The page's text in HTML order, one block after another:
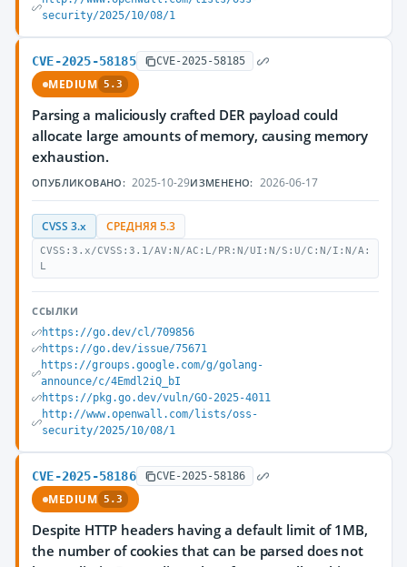
security/2025/10/08/1
CVE-2025-58185 CVE-2025-58185
MEDIUM 5.3
Parsing a maliciously crafted DER payload could
allocate large amounts of memory, causing memory
exhaustion.
ОПУБЛИКОВАНО: 2025-10-29ИЗМЕНЕНО: 2026-06-17
CVSS 3.x СРЕДНЯЯ 5.3
CVSS:3.x/CVSS:3.1/AV:N/AC:L/PR:N/UI:N/S:U/C:N/I:N/A:
L
ССЫЛКИ
https://go.dev/cl/709856
https://go.dev/issue/75671
https://groups.google.com/g/golang-
announce/c/4Emdl2iQ_bI
https://pkg.go.dev/vuln/GO-2025-4011
http://www.openwall.com/lists/oss-
security/2025/10/08/1
CVE-2025-58186 CVE-2025-58186
MEDIUM 5.3
Despite HTTP headers having a default limit of 1MB,
the number of cookies that can be parsed does not